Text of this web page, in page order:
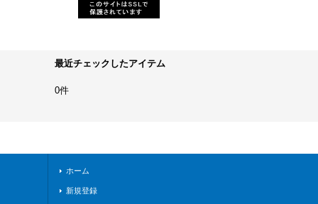
最近チェックしたアイテム
0件
ホーム
新規登録